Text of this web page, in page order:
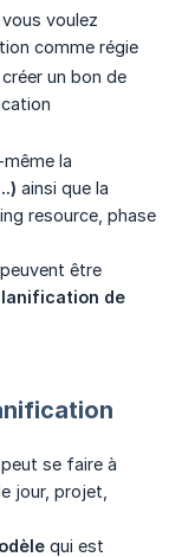
voulez
comme régie
un bon de
la
ainsi que la
resource, phase
être
de
peut se faire à
jour, projet,
qui est